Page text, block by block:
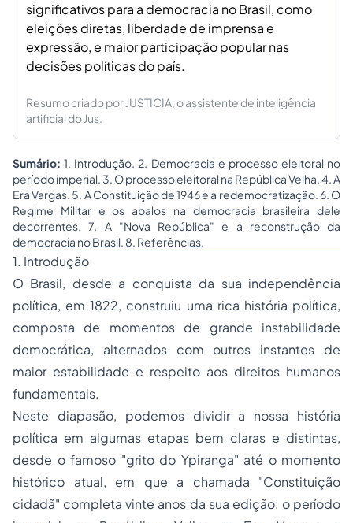
significativos para a democracia no Brasil, como
eleições diretas, liberdade de imprensa e
expressão, e maior participação popular nas
decisões políticas do país.
Resumo criado por JUSTICIA, o assistente de inteligência
artificial do Jus.
Sumário:1. Introdução. 2. Democracia e processo eleitoral no
período imperial. 3. O processo eleitoral na República Velha. 4. A
Era Vargas. 5. A Constituição de 1946 e a redemocratização. 6. O
Regime Militar e os abalos na democracia brasileira dele
decorrentes. 7. A "Nova República" e a reconstrução da
democracia no Brasil. 8. Referências.
1. Introdução
O Brasil, desde a conquista da sua independência
política, em 1822, construiu uma rica história política,
composta de momentos de grande instabilidade
democrática, alternados com outros instantes de
maior estabilidade e respeito aos direitos humanos
fundamentais.
Neste diapasão, podemos dividir a nossa história
política em algumas etapas bem claras e distintas,
desde o famoso "grito do Ypiranga" até o momento
histórico atual, em que a chamada "Constituição
cidadã" completa vinte anos da sua edição: o período